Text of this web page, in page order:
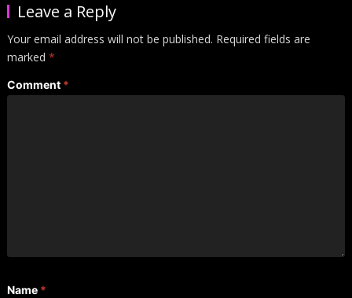
Leave a Reply
Your email address will not be published. Required fields are
marked *
Comment *
Name *